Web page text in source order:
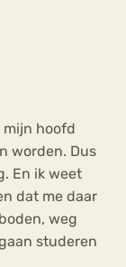
mijn hoofd
worden. Dus
En ik weet
dat me daar
weg
studeren